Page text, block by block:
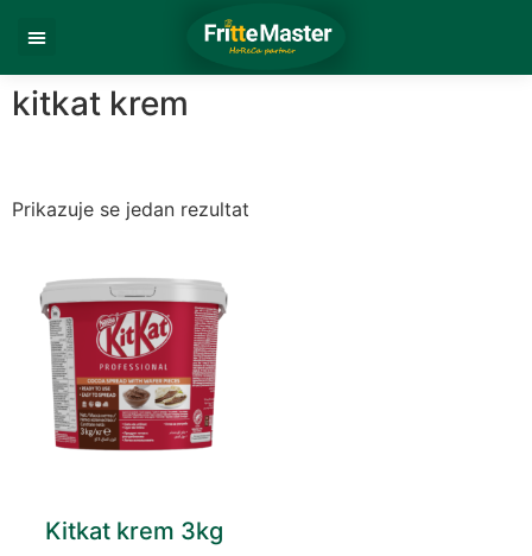
kitkat krem
Prikazuje se jedan rezultat
Kitkat krem 3kg